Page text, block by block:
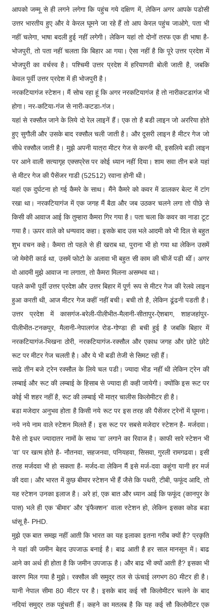
आपको जम्मू से ही लगने लगेगा कि पहुंच गये दक्षिण में, लेकिन अगर आपके पडोसी
उत्तर भारतीय हुए और वे केरल घूमने जा रहे हैं तो आप केरल पहुंच जाओगे, पता भी
नहीं चलेगा, भाषा बदली हुई नहीं लगेगी। लेकिन यहां तो दोनों तरफ एक ही भाषा है-
भोजपुरी, तो पता नहीं चलता कि बिहार आ गया। ऐसा नहीं है कि पूरे उत्तर प्रदेश में
भोजपुरी का वर्चस्व है। पश्चिमी उत्तर प्रदेश में हरियाणवी बोली जाती है, जबकि
केवल पूर्वी उत्तर प्रदेश में ही भोजपुरी है।
नरकटियागंज स्टेशन। मैं सोच रहा हूं कि अगर नरकटियागंज है तो नारीकटडागंज भी
होगा। नर-कटिया-गंज से नारी-कटडा-गंज।
यहां से रक्सौल जाने के लिये दो रेल लाइनें हैं। एक तो है बडी लाइन जो अररिया होते
हुए सुगौली और उसके बाद रक्सौल चली जाती है। और दूसरी लाइन है मीटर गेज जो
सीधे रक्सौल जाती है। मुझे अपनी यात्रा मीटर गेज से करनी थी, इसलिये बडी लाइन
पर आने वाली सत्यागृह एक्सप्रेस पर कोई ध्यान नहीं दिया। शाम सवा तीन बजे यहां
से मीटर गेज की पैसेंजर गाडी (52512) रवाना होनी थी।
यहां एक दुर्घटना हो गई कैमरे के साथ। मैंने कैमरे को कवर में डालकर बेल्ट में टांग
रखा था। नरकटियागंज में एक जगह मैं बैठा और जब उठकर चलने लगा तो पीछे से
किसी की आवाज आई कि तुम्हारा कैमरा गिर गया है। पता चला कि कवर का नाडा टूट
गया है। ऊपर वाले को धन्यवाद कहा। इसके बाद उस भले आदमी को भी दिल से बहुत
शुभ वचन कहे। कैमरा तो पहले से ही खराब था, पुराना भी हो गया था लेकिन उसमें
जो मेमोरी कार्ड था, उसमें फोटो के अलावा भी बहुत सी काम की चीजें पडी थीं। अगर
वो आदमी मुझे आवाज ना लगाता, तो कैमरा मिलना असम्भव था।
पहले कभी पूर्वी उत्तर प्रदेश और उत्तर बिहार में पूर्ण रूप से मीटर गेज की रेलवे लाइन
हुआ करती थी, आज मीटर गेज कहीं नहीं बची। बची तो है, लेकिन ढूंढनी पडती है।
उत्तर प्रदेश में कासगंज-बरेली-पीलीभीत-मैलानी-सीतापुर-ऐशबाग, शाहजहांपुर-
पीलीभीत-टनकपुर, मैलानी-नेपालगंज रोड-गोण्डा ही बची हुई है जबकि बिहार में
नरकटियागंज-भिखना ठोरी, नरकटियागंज-रक्सौल और एकाध जगह और छोटे छोटे
रूट पर मीटर गेज चलती है। और ये भी बडी तेजी से सिमट रही हैं।
साढे तीन बजे ट्रेन रक्सौल के लिये चल पडी। ज्यादा भीड नहीं थी लेकिन ट्रेन की
लम्बाई और रूट की लम्बाई के हिसाब से ज्यादा ही कही जायेगी। क्योंकि इस रूट पर
कोई भी शहर नहीं है, रूट की लम्बाई भी मात्र चालीस किलोमीटर ही है।
बडा मजेदार अनुभव होता है किसी नये रूट पर इस तरह की पैसेंजर ट्रेनों में घूमना।
नये नये नाम वाले स्टेशन मिलते हैं। इस रूट पर सबसे मजेदार स्टेशन है- मर्जदवा।
वैसे तो इधर ज्यादातर नामों के साथ ‘वा’ लगाने का रिवाज है। काफी सारे स्टेशन भी
‘वा’ पर खत्म होते है- नौतनवा, सहजनवा, पनियहवा, सिसवा, गुरली रामगढवा। इसी
तरह मर्जदवा भी हो सकता है- मर्जद-वा लेकिन मैं इसे मर्ज-दवा कहूंगा यानी हर मर्ज
की दवा। और भारत में कुछ बीमार स्टेशन भी हैं जैसे कि पथरी, टीबी, फफूंद आदि, तो
यह स्टेशन उनका इलाज है। अरे हां, एक बात और ध्यान आई कि फफूंद (कानपुर के
पास) भले ही एक ‘बीमार’ और ‘इंफैक्शन’ वाला स्टेशन हो, लेकिन इसका कोड बडा
धांसू है- PHD.
मुझे एक बात समझ नहीं आती कि भारत का यह इलाका इतना गरीब क्यों है? प्रकृति
ने यहां की जमीन बेहद उपजाऊ बनाई है। बाढ आती है हर साल मानसून में। बाढ
आने का अर्थ ही होता है कि जमीन उपजाऊ है। और बाढ भी क्यों आती है? इसका भी
कारण मिल गया है मुझे। रक्सौल की समुद्र तल से ऊंचाई लगभग 80 मीटर ही है।
यानी नेपाल सीमा 80 मीटर पर है। इसके बाद कई सौ किलोमीटर चलने के बाद
नदियां समुद्र तक पहुंचती हैं। कहने का मतलब है कि यह कई सौ किलोमीटर एक